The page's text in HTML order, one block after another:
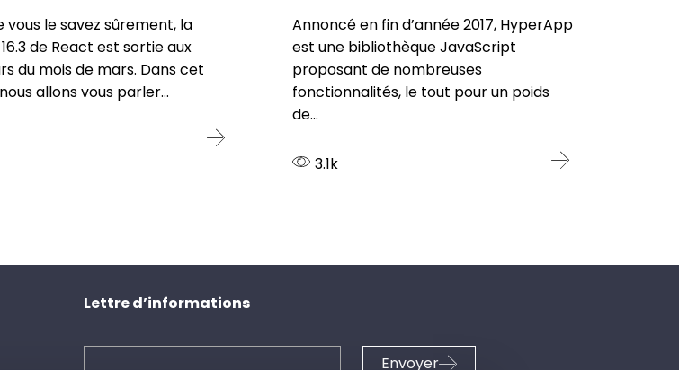
vous le savez sûrement, la
de React est sortie aux
du mois de mars. Dans cet
allons vous parler...
Annoncé en fin d’année 2017, HyperApp
est une bibliothèque JavaScript
proposant de nombreuses
fonctionnalités, le tout pour un poids
de...
3.1k
Lettre d’informations
Envoyer